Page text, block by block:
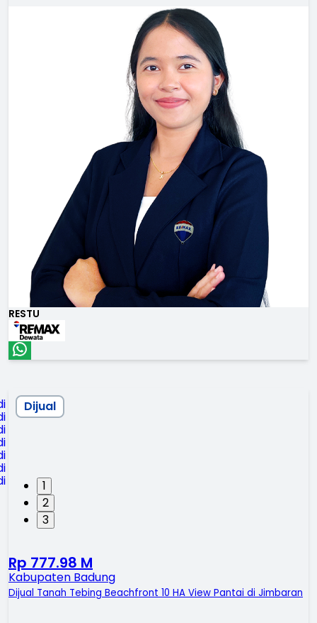
RESTU
1
2
3
Dijual
Rp 777.98 M
Kabupaten Badung
Dijual Tanah Tebing Beachfront 10 HA View Pantai di Jimbaran